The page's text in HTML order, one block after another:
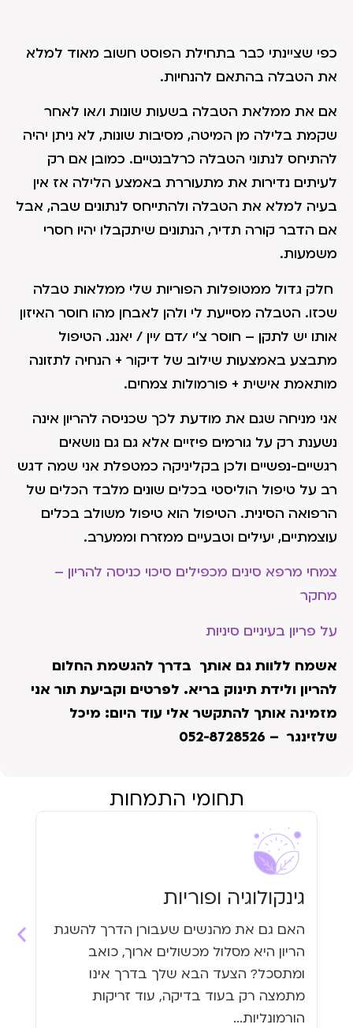
כפי שציינתי כבר בתחילת הפוסט חשוב מאוד למלא
את הטבלה בהתאם להנחיות.
אם את ממלאת הטבלה בשעות שונות ו/או לאחר
שקמת בלילה מן המיטה, מסיבות שונות, לא ניתן יהיה
להתיחס לנתוני הטבלה כרלבנטיים. כמובן אם רק
לעיתים נדירות את מתעוררת באמצע הלילה אז אין
בעיה למלא את הטבלה ולהתייחס לנתונים שבה, אבל
אם הדבר קורה תדיר, הנתונים שיתקבלו יהיו חסרי
משמעות.
חלק גדול ממטופלות הפוריות שלי ממלאות טבלה
שכזו. הטבלה מסייעת לי ולהן לאבחן מהו חוסר האיזון
אותו יש לתקן – חוסר צ'י /דם /יין / יאנג. הטיפול
מתבצע באמצעות שילוב של דיקור + הנחיה לתזונה
מותאמת אישית + פורמולות צמחים.
אני מניחה שגם את מודעת לכך שכניסה להריון אינה
נשענת רק על גורמים פיזיים אלא גם גם נושאים
רגשיים-נפשיים ולכן בקליניקה כמטפלת אני שמה דגש
רב על טיפול הוליסטי בכלים שונים מלבד הכלים של
הרפואה הסינית. הטיפול הוא טיפול משולב בכלים
עוצמתיים, יעילים וטבעיים ממזרח וממערב.
צמחי מרפא סינים מכפילים סיכוי כניסה להריון –
מחקר
על פריון בעיניים סיניות
אשמח ללוות גם אותך בדרך להגשמת החלום
להריון ולידת תינוק בריא. לפרטים וקביעת תור אני
מזמינה אותך להתקשר אלי עוד היום: מיכל
שלזינגר – 052-8728526
תחומי התמחות
גינקולוגיה ופוריות
האם גם את מהנשים שעבורן הדרך להשגת
הריון היא מסלול מכשולים ארוך, כואב
ומתסכל? הצעד הבא שלך בדרך אינו
מתמצה רק בעוד בדיקה, עוד זריקות
הורמונליות...